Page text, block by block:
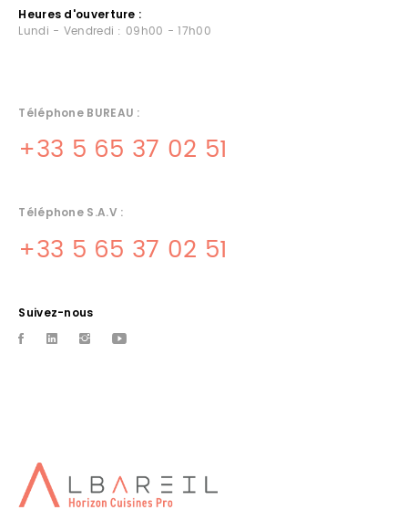
Heures d'ouverture :
Lundi - Vendredi : 09h00 - 17h00
Téléphone BUREAU :
+33 5 65 37 02 51
Téléphone S.A.V :
+33 5 65 37 02 51
Suivez-nous